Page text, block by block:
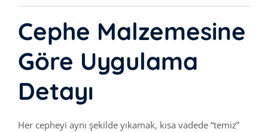
Cephe Malzemesine
Göre Uygulama
Detayı
Her cepheyi aynı şekilde yıkamak, kısa vadede “temiz”